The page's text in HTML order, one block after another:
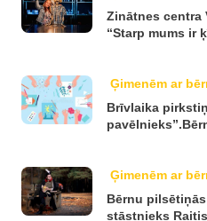
Zinātnes centra
“Starp mums ir
Ģimenēm ar
Brīvlaika
Ģimenēm ar
Bērnu
stāstnieks